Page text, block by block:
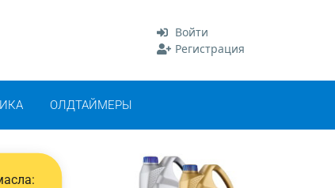
Войти
Регистрация
ОЛДТАЙМЕРЫ